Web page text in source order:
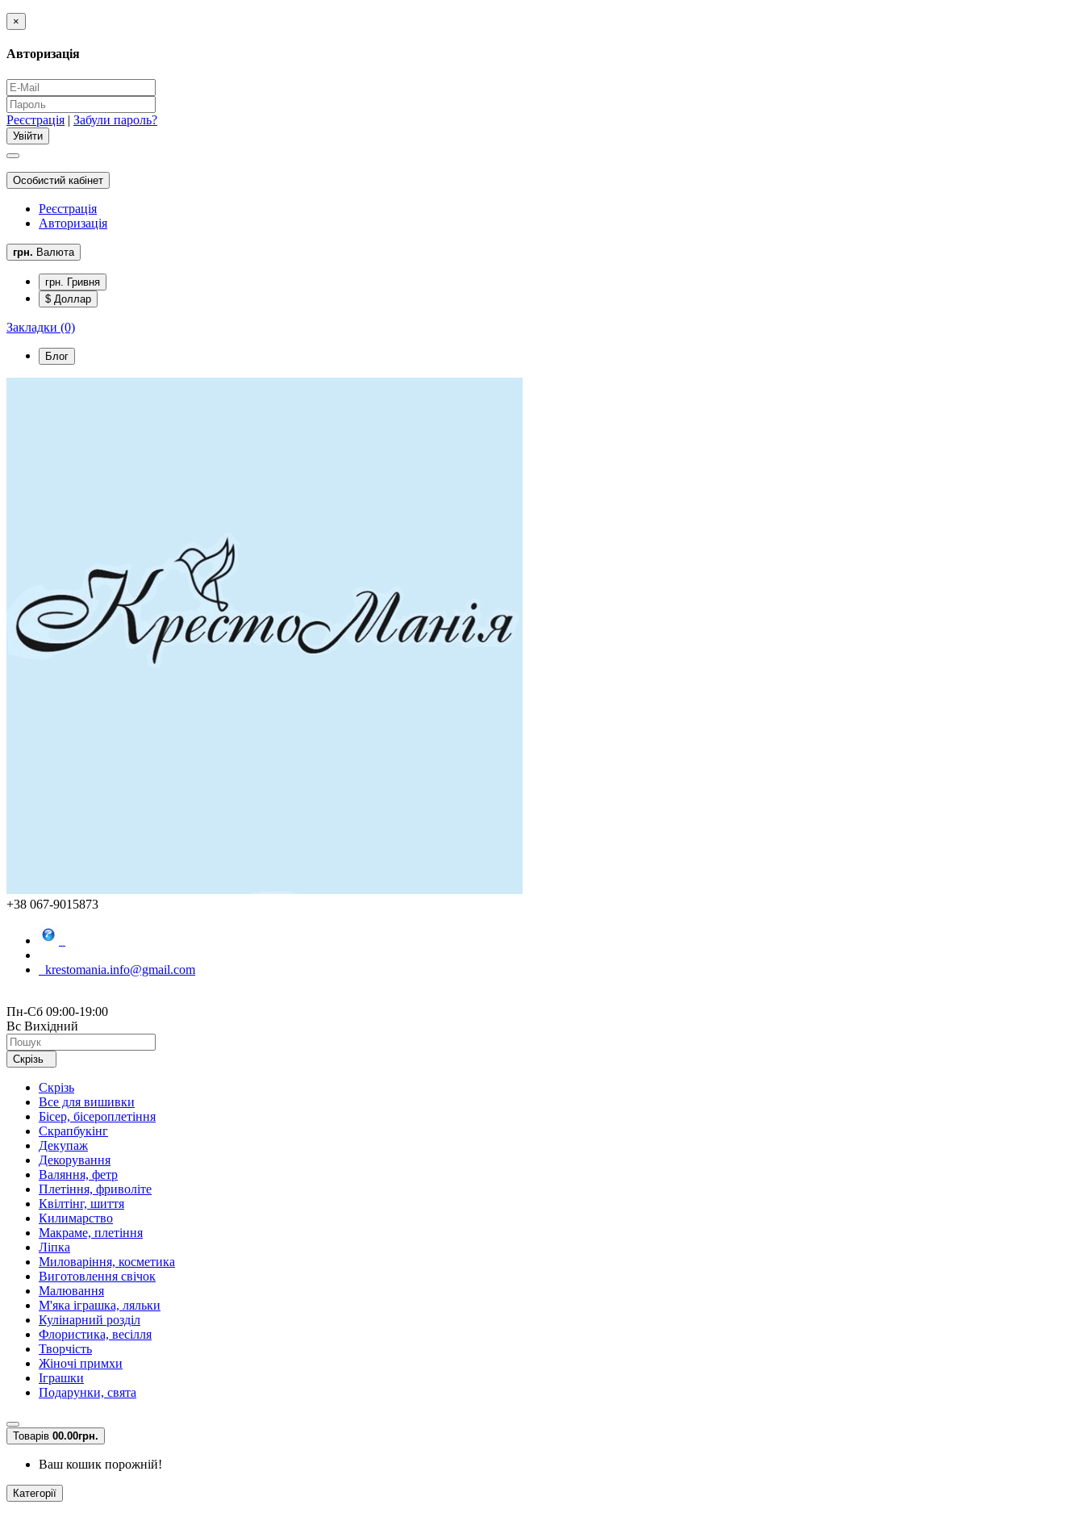
×
Авторизація
Реєстрація | Забули пароль?
Особистий кабінет
Реєстрація
Авторизація
грн. Валюта
грн. Гривня
$ Доллар
Закладки (0)
Блог
+38 067-9015873
krestomania.info@gmail.com
Пн-Сб 09:00-19:00
Вс Вихідний
Скрізь
Скрізь
Все для вишивки
Бісер, бісероплетіння
Скрапбукінг
Декупаж
Декорування
Валяння, фетр
Плетіння, фриволіте
Квілтінг, шиття
Килимарство
Макраме, плетіння
Ліпка
Миловаріння, косметика
Виготовлення свічок
Малювання
М'яка іграшка, ляльки
Кулінарний розділ
Флористика, весілля
Творчість
Жіночі примхи
Іграшки
Подарунки, свята
Товарів 00.00грн.
Ваш кошик порожній!
Категорії